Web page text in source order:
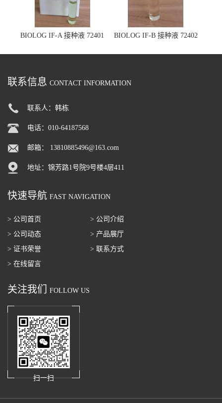
BIOLOG IF-A 接种液 72401 BIOLOG IF-B 接种液 72402
联系信息 CONTACT INFORMATION
联系人：韩栋
电话：010-64187568
邮箱： 13810885496@163.com
地址：锦芳路1号院9号楼4层411
快速导航 FAST NAVIGATION
> 公司首页
> 公司介绍
> 公司动态
> 产品展厅
> 证书荣誉
> 联系方式
> 在线留言
关注我们 FOLLOW US
扫一扫